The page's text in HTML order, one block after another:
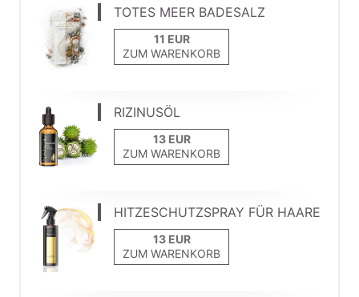
TOTES MEER BADESALZ
ZUM WARENKORB
RIZINUSÖL
ZUM WARENKORB
HITZESCHUTZSPRAY FÜR HAARE
ZUM WARENKORB